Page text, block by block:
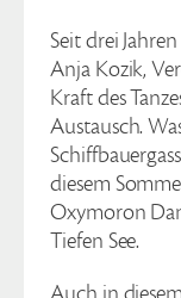
Seit drei
Anja Kozik,
Kraft des
Austausch.
diesem
Oxymoron
Tiefen See.